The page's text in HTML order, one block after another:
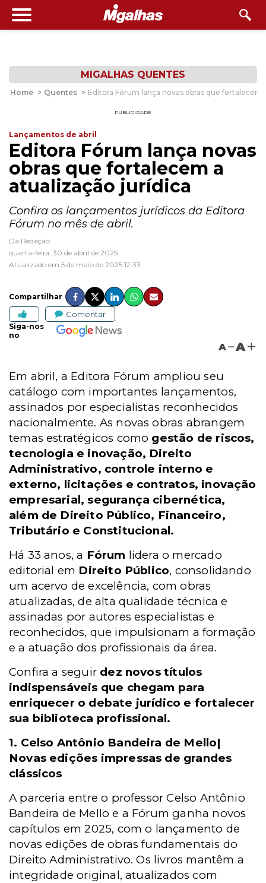
MIGALHAS QUENTES
Home > Quentes > Editora Fórum lança novas obras que fortalecem
PUBLICIDADE
Lançamentos de abril
Editora Fórum lança novas
obras que fortalecem a
atualização jurídica
Confira os lançamentos jurídicos da Editora
Fórum no mês de abril.
Da Redação
quarta-feira, 30 de abril de 2025
Atualizado em 5 de maio de 2025 12:33
Compartilhar
Comentar
Siga-nos
no
A A
Em abril, a Editora Fórum ampliou seu
catálogo com importantes lançamentos,
assinados por especialistas reconhecidos
nacionalmente. As novas obras abrangem
temas estratégicos como gestão de riscos,
tecnologia e inovação, Direito
Administrativo, controle interno e
externo, licitações e contratos, inovação
empresarial, segurança cibernética,
além de Direito Público, Financeiro,
Tributário e Constitucional.
Há 33 anos, a Fórum lidera o mercado
editorial em Direito Público, consolidando
um acervo de excelência, com obras
atualizadas, de alta qualidade técnica e
assinadas por autores especialistas e
reconhecidos, que impulsionam a formação
e a atuação dos profissionais da área.
Confira a seguir dez novos títulos
indispensáveis que chegam para
enriquecer o debate jurídico e fortalecer
sua biblioteca profissional.
1. Celso Antônio Bandeira de Mello|
Novas edições impressas de grandes
clássicos
A parceria entre o professor Celso Antônio
Bandeira de Mello e a Fórum ganha novos
capítulos em 2025, com o lançamento de
novas edições de obras fundamentais do
Direito Administrativo. Os livros mantêm a
integridade original, atualizados com